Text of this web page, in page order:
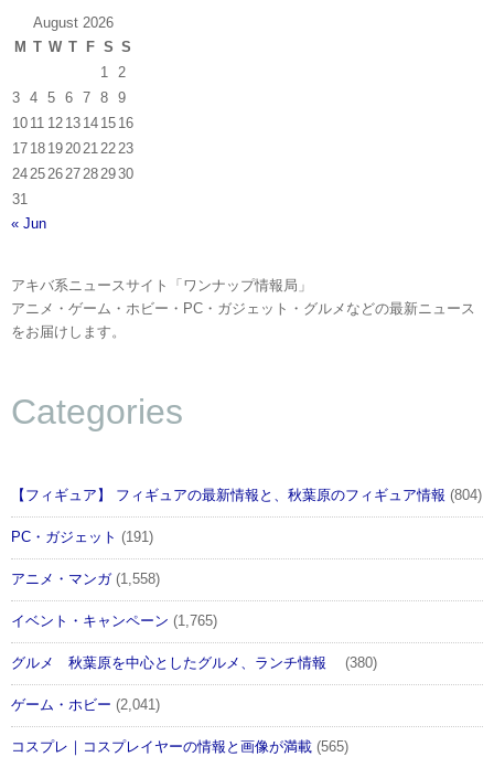
August 2026
M T W T F S S
1
2
3
4 5 6 7 8
9
10 11 12 13 14 15 16
17 18 19 20 21 22 23
24 25 26 27 28 2930
31
« Jun
アキバ系ニュースサイト「ワンナップ情報局」
アニメ・ゲーム・ホビー・PC・ガジェット・グルメなどの最新ニュース
をお届けします。
Categories
【フィギュア】 フィギュアの最新情報と、秋葉原のフィギュア情報 (804)
PC・ガジェット (191)
アニメ・マンガ(1,558)
イベント・キャンペーン (1,765)
グルメ 秋葉原を中心としたグルメ、ランチ情報 (380)
ゲーム・ホビー (2,041)
コスプレ｜コスプレイヤーの情報と画像が満載 (565)